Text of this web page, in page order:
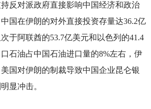
反对派政府直接影响中国经济和政治
国在伊朗的对外直接投资存量达36.2亿
于阿联酋的53.7亿美元和以色列的41.4
石油占中国石油进口量的8%左右，伊
国对伊朗的制裁导致中国企业昆仑银
显冲击。